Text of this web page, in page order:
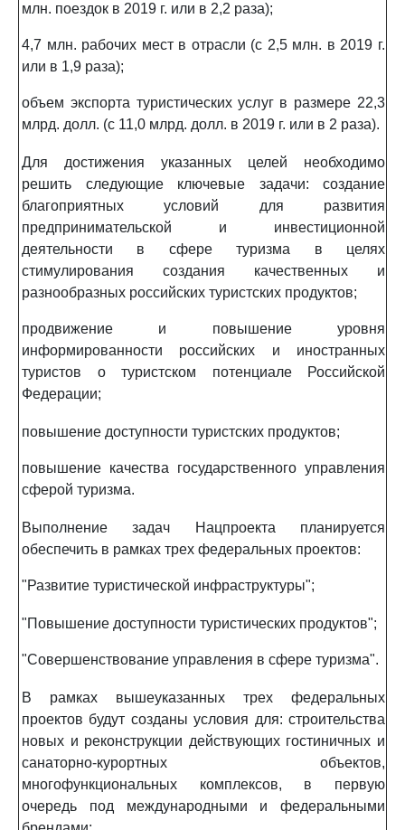
млн. поездок в 2019 г. или в 2,2 раза);
4,7 млн. рабочих мест в отрасли (с 2,5 млн. в 2019 г.
или в 1,9 раза);
объем экспорта туристических услуг в размере 22,3
млрд. долл. (с 11,0 млрд. долл. в 2019 г. или в 2 раза).
Для достижения указанных целей необходимо
решить следующие ключевые задачи: создание
благоприятных условий для развития
предпринимательской и инвестиционной
деятельности в сфере туризма в целях
стимулирования создания качественных и
разнообразных российских туристских продуктов;
продвижение и повышение уровня
информированности российских и иностранных
туристов о туристском потенциале Российской
Федерации;
повышение доступности туристских продуктов;
повышение качества государственного управления
сферой туризма.
Выполнение задач Нацпроекта планируется
обеспечить в рамках трех федеральных проектов:
"Развитие туристической инфраструктуры";
"Повышение доступности туристических продуктов";
"Совершенствование управления в сфере туризма".
В рамках вышеуказанных трех федеральных
проектов будут созданы условия для: строительства
новых и реконструкции действующих гостиничных и
санаторно-курортных объектов,
многофункциональных комплексов, в первую
очередь под международными и федеральными